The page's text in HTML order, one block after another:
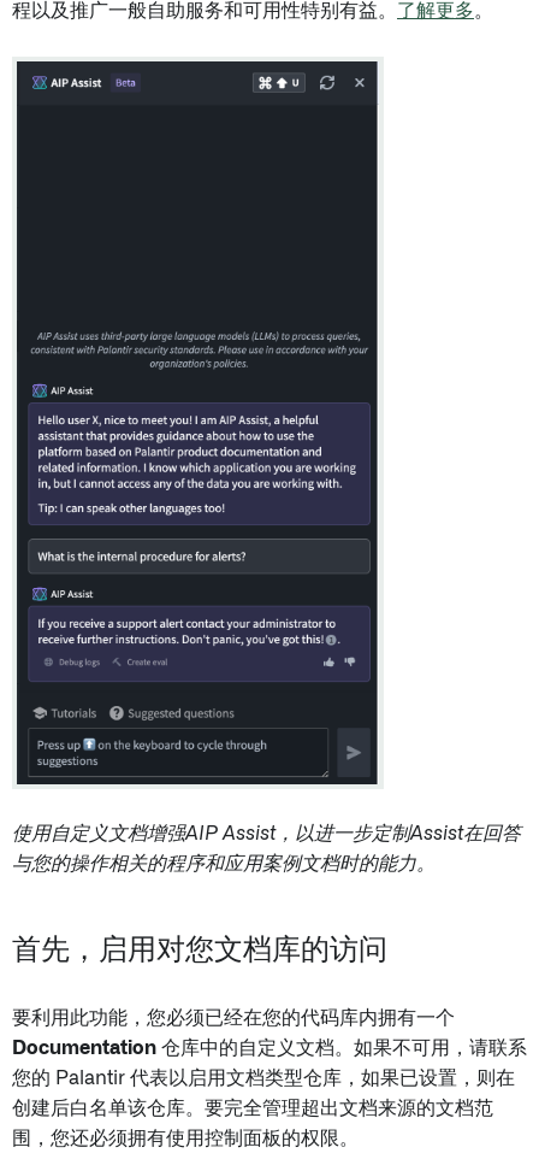
程以及推广一般自助服务和可用性特别有益。 了解更多。
使用自定义文档增强AIP Assist，以进一步定制Assist在回答
与您的操作相关的程序和应用案例文档时的能力。
首先，启用对您文档库的访问
要利用此功能，您必须已经在您的代码库内拥有一个
Documentation 仓库中的自定义文档。如果不可用，请联系
您的 Palantir 代表以启用文档类型仓库，如果已设置，则在
创建后白名单该仓库。要完全管理超出文档来源的文档范
围，您还必须拥有使用控制面板的权限。